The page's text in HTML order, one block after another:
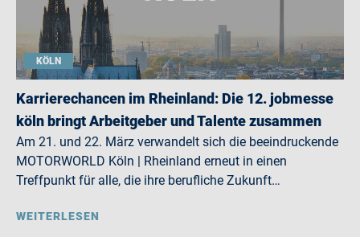
KÖLN
Karrierechancen im Rheinland: Die 12. jobmesse
köln bringt Arbeitgeber und Talente zusammen
Am 21. und 22. März verwandelt sich die beeindruckende
MOTORWORLD Köln | Rheinland erneut in einen
Treffpunkt für alle, die ihre berufliche Zukunft…
WEITERLESEN